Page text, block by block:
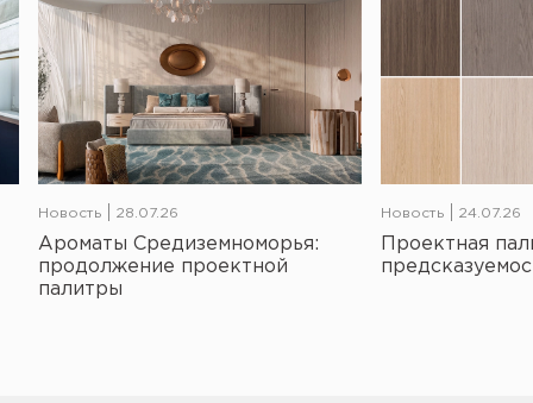
Новость 28.07.26
Ароматы Средиземноморья:
продолжение проектной
палитры
Новость 24.07.26
Проектная